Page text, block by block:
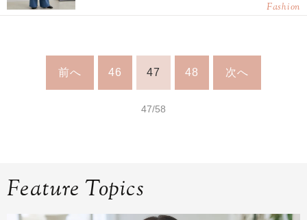
Fashion
前へ 46 47 48 次へ
47/58
Feature Topics